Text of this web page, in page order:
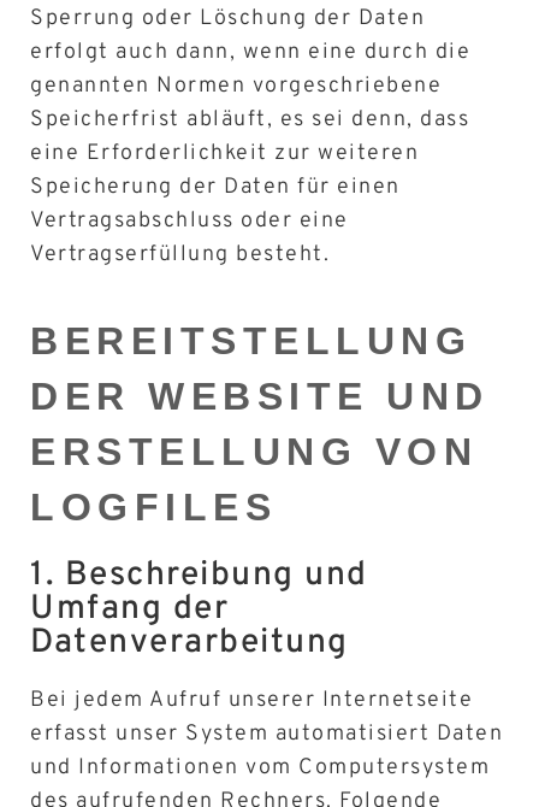
Sperrung oder Löschung der Daten
erfolgt auch dann, wenn eine durch die
genannten Normen vorgeschriebene
Speicherfrist abläuft, es sei denn, dass
eine Erforderlichkeit zur weiteren
Speicherung der Daten für einen
Vertragsabschluss oder eine
Vertragserfüllung besteht.
BEREITSTELLUNG
DER WEBSITE UND
ERSTELLUNG VON
LOGFILES
1. Beschreibung und
Umfang der
Datenverarbeitung
Bei jedem Aufruf unserer Internetseite
erfasst unser System automatisiert Daten
und Informationen vom Computersystem